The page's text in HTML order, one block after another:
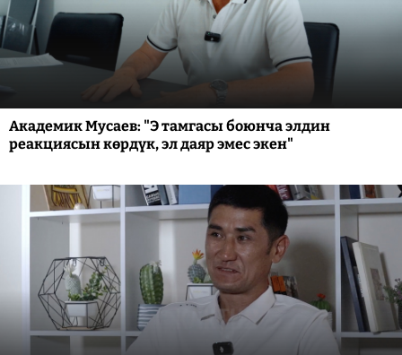
Академик Мусаев: "Э тамгасы боюнча элдин
реакциясын көрдүк, эл даяр эмес экен"